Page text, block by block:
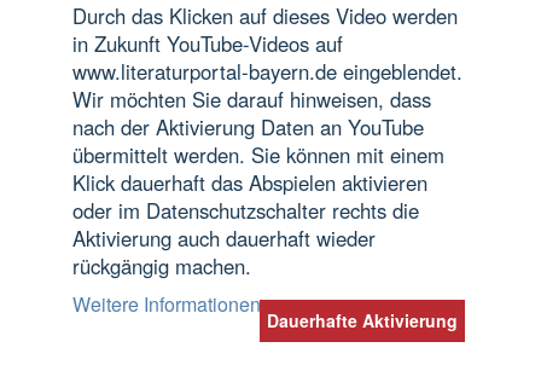
Durch das Klicken auf dieses Video werden
in Zukunft YouTube-Videos auf
www.literaturportal-bayern.de eingeblendet.
Wir möchten Sie darauf hinweisen, dass
nach der Aktivierung Daten an YouTube
übermittelt werden. Sie können mit einem
Klick dauerhaft das Abspielen aktivieren
oder im Datenschutzschalter rechts die
Aktivierung auch dauerhaft wieder
rückgängig machen.
Weitere Informationen
Dauerhafte Aktivierung